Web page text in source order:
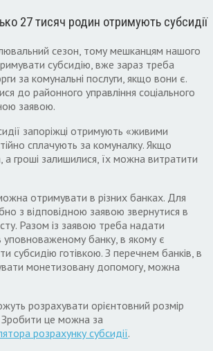
27 тисяч родин отримують субсидії
сезон, тому мешканцям нашого
субсидію, вже зараз треба
за комунальні послуги, якщо вони є.
до районного управління соціального
заявою.
запоріжці отримують «живими
сплачують за комуналку. Якщо
гроші залишилися, їх можна витратити
отримувати в різних банках. Для
з відповідною заявою звернутися в
Разом із заявою треба надати
уповноваженому банку, в якому є
субсидію готівкою. З перечнем банків, в
монетизовану допомогу, можна
розрахувати орієнтовний розмір
Зробити це можна за
розрахунку субсидії.